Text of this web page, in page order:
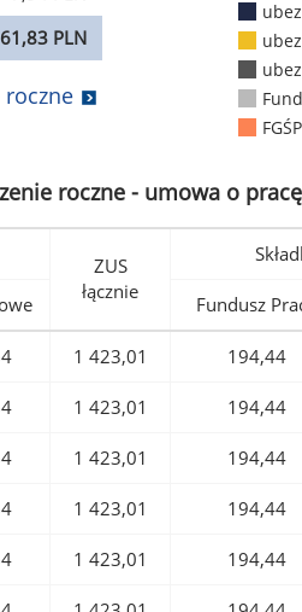
PLN
roczne - umowa o pracę
ZUS
łącznie
Fundusz
1 423,01 194,44
1 423,01 194,44
1 423,01 194,44
1 423,01 194,44
1 423,01 194,44